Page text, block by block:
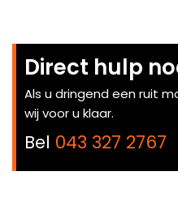
Direct hulp
Als u dringend een ruit
wij voor u klaar.
Bel 043 327 2767